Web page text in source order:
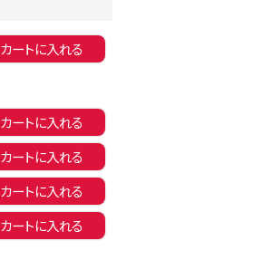
カートに入れる
カートに入れる
カートに入れる
カートに入れる
カートに入れる